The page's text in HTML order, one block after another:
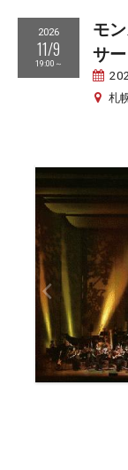
2026
11/9
19:00～
モ
サ
札